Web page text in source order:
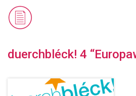
duerchbléck! 4